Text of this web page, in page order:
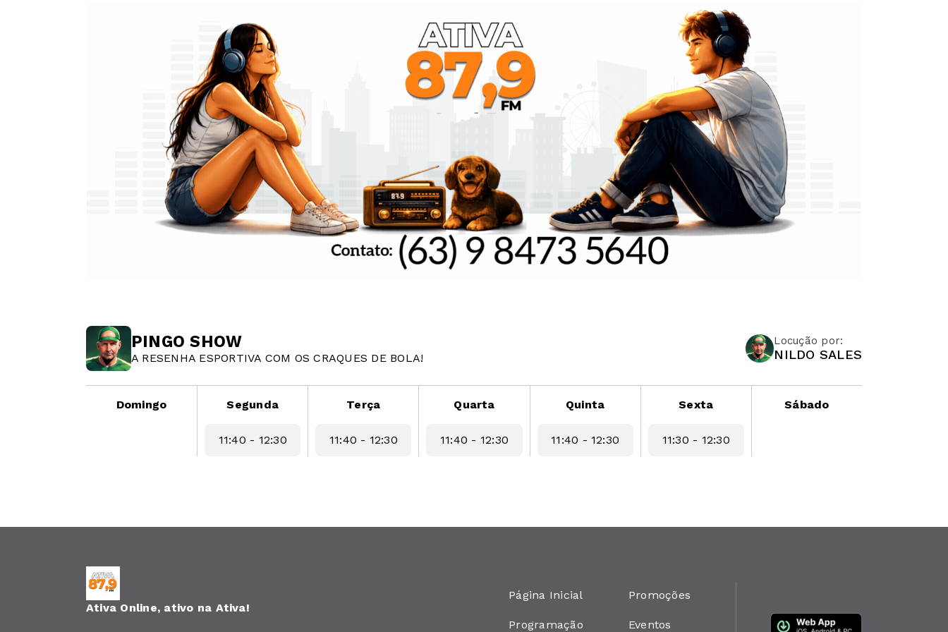
PINGO SHOW
A RESENHA ESPORTIVA COM OS CRAQUES DE BOLA!
Locução por:
NILDO SALES
Domingo Segunda
11:40 - 12:30
Terça
11:40 - 12:30
Quarta
11:40 - 12:30
Quinta
11:40 - 12:30
Sexta
11:30 - 12:30
Sábado
Ativa Online, ativo na Ativa!
Página Inicial
Programação
Promoções
Eventos